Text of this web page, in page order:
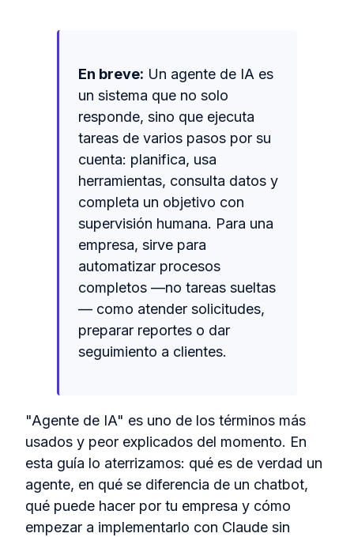
En breve: Un agente de IA es
un sistema que no solo
responde, sino que ejecuta
tareas de varios pasos por su
cuenta: planifica, usa
herramientas, consulta datos y
completa un objetivo con
supervisión humana. Para una
empresa, sirve para
automatizar procesos
completos —no tareas sueltas
— como atender solicitudes,
preparar reportes o dar
seguimiento a clientes.
"Agente de IA" es uno de los términos más
usados y peor explicados del momento. En
esta guía lo aterrizamos: qué es de verdad un
agente, en qué se diferencia de un chatbot,
qué puede hacer por tu empresa y cómo
empezar a implementarlo con Claude sin